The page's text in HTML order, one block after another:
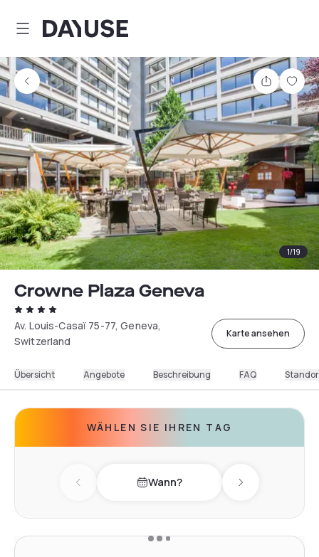
Dayuse
Teilen
1/19
Crowne Plaza Geneva
Av. Louis-Casaï 75-77, Geneva,
Switzerland
Karte ansehen
Übersicht Angebote Beschreibung FAQ
WÄHLEN SIE IHREN TAG
Previous day Wann? Next day